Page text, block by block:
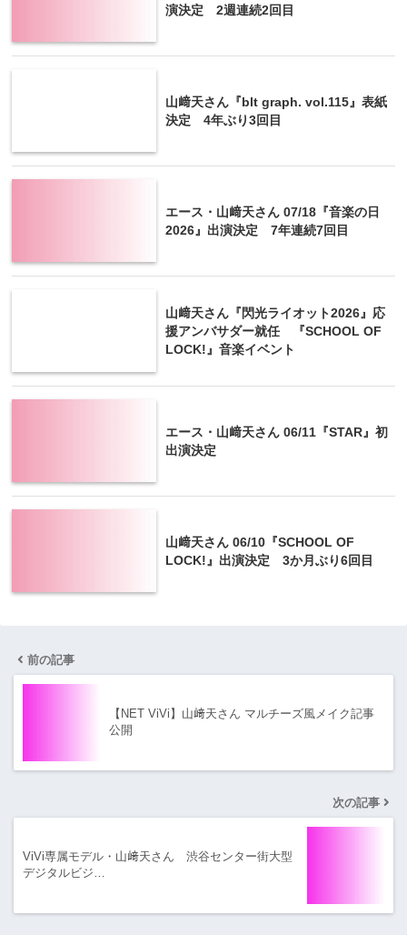
演決定 2週連続2回目
山﨑天さん『blt graph. vol.115』表紙
決定 4年ぶり3回目
エース・山﨑天さん 07/18『音楽の日
2026』出演決定 7年連続7回目
山﨑天さん『閃光ライオット2026』応
援アンバサダー就任 『SCHOOL OF
LOCK!』音楽イベント
エース・山﨑天さん 06/11『STAR』初
出演決定
山﨑天さん 06/10『SCHOOL OF
LOCK!』出演決定 3か月ぶり6回目
前の記事
【NET ViVi】山﨑天さん マルチーズ風メイク記事
公開
次の記事
ViVi専属モデル・山﨑天さん 渋谷センター街大型
デジタルビジ…